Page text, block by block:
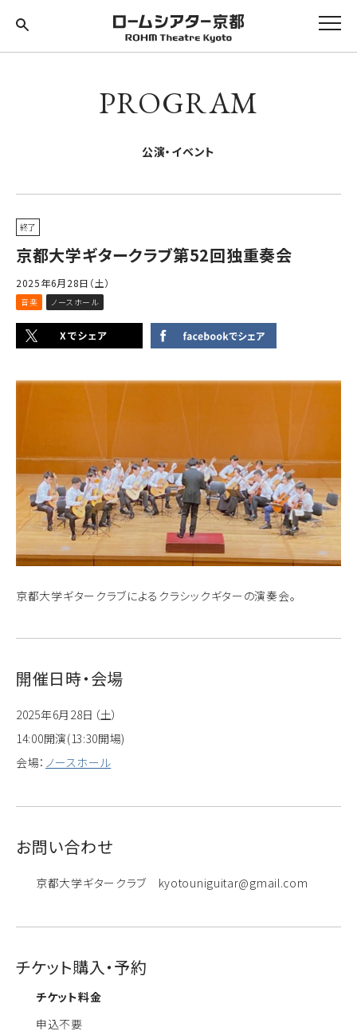
PROGRAM
公演・イベント
終了
京都大学ギタークラブ第52回独重奏会
2025年6月28日（土）
音楽 ノースホール
京都大学ギタークラブによるクラシックギターの演奏会。
開催日時・会場
2025年6月28日（土）
14:00開演(13:30開場)
会場： ノースホール
お問い合わせ
京都大学ギタークラブ kyotouniguitar@gmail.com
チケット購入・予約
チケット料金
申込不要